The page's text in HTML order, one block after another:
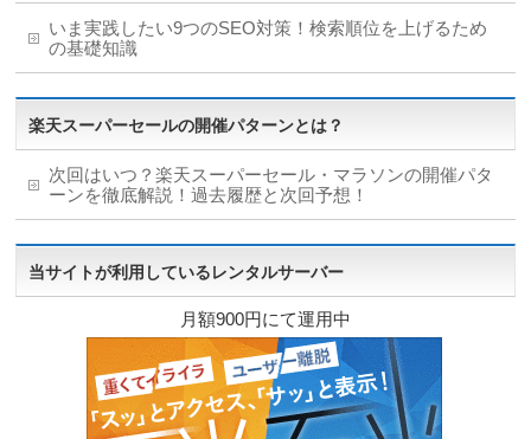
いま実践したい9つのSEO対策！検索順位を上げるため
の基礎知識
楽天スーパーセールの開催パターンとは？
次回はいつ？楽天スーパーセール・マラソンの開催パタ
ーンを徹底解説！過去履歴と次回予想！
当サイトが利用しているレンタルサーバー
月額900円にて運用中